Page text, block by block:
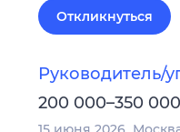
Откликнуться
Руководитель/
200 000–350 000